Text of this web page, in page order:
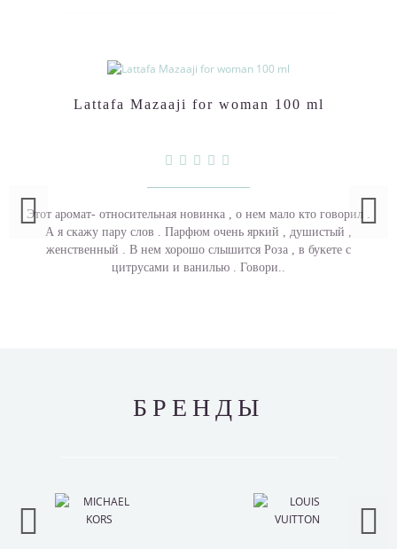
Lattafa Mazaaji for woman 100 ml
Этот аромат- относительная новинка , о нем мало кто говорил .
А я скажу пару слов . Парфюм очень яркий , душистый ,
женственный . В нем хорошо слышится Роза , в букете с
цитрусами и ванилью . Говори..
БРЕНДЫ